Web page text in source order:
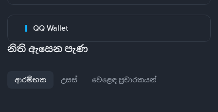
QQ Wallet
නිති ඇසෙන පැණ
ආරම්භක උසස් වෙළෙඳ ප්‍රචාරකයන්